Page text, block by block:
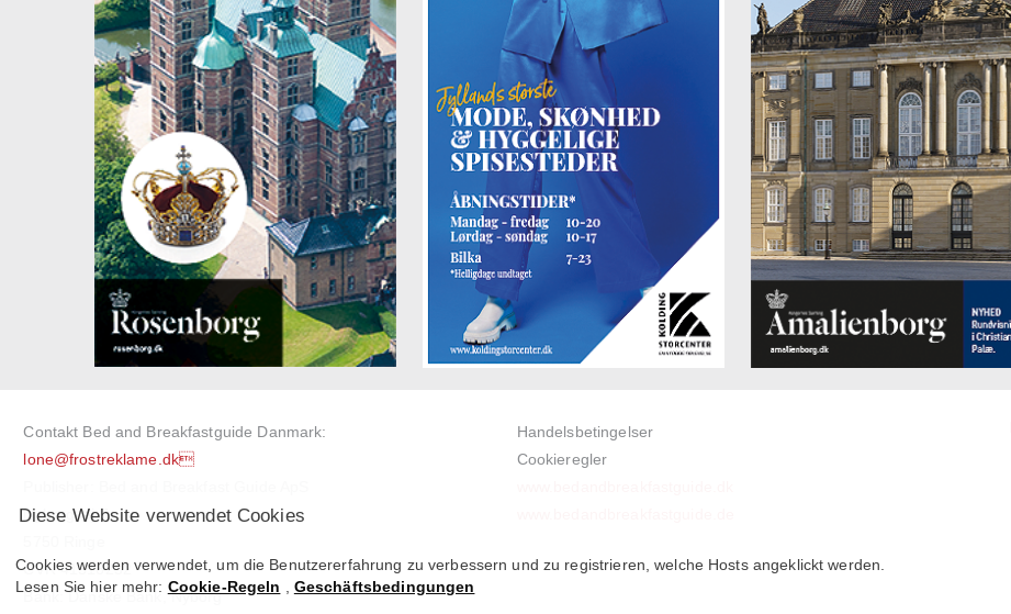
Contakt Bed and Breakfastguide Danmark:
lone@frostreklame.dk
Nyborgvej 7
CVR 41516232
Bank: Danske Bank, Nyborg
Handelsbetingelser
Cookieregler
Diese Website verwendet Cookies
Cookies werden verwendet, um die Benutzererfahrung zu verbessern und zu registrieren, welche Hosts angeklickt werden.
Lesen Sie hier mehr: Cookie-Regeln Geschäftsbedingungen